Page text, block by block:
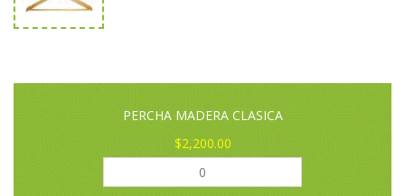
PERCHA MADERA CLASICA
$2,200.00